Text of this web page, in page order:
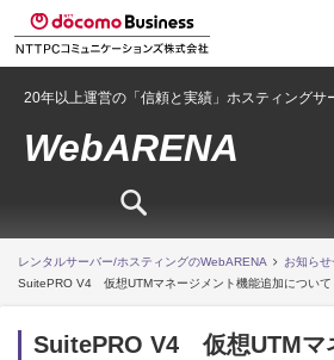
20年以上運営の「信頼と実績」ホスティングサ
WebARENA
レンタルサーバー/ホスティングのWebARENA お知らせ
SuitePRO V4 仮想UTMマネージメント機能追加について
SuitePRO V4 仮想UTMマ